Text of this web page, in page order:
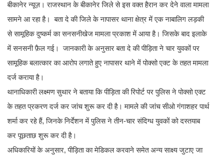
बीकानेर न्यूज़। राजस्थान के बीकानेर जिले से इस वक्त हैरान कर देने वाला मामला
सामने आ रहा है। बता दे की जिले के नापासर थाना क्षेत्र में एक नाबालिग लड़की
से सामूहिक दुष्कर्म का सनसनीखेज मामला प्रकाश में आया है। जिसके बाद इलाके
में सनसनी फ़ैल गई। जानकारी के अनुसार बता दे की पीड़िता ने चार युवकों पर
सामूहिक बलात्कार का आरोप लगाते हुए नापासर थाने में पोक्सो एक्ट के तहत मामला
दर्ज कराया है।
थानाधिकारी लक्ष्मण सुथार ने बताया कि पीड़िता की रिपोर्ट पर पुलिस ने पोक्सो एक्ट
के तहत प्रकरण दर्ज कर जांच शुरू कर दी है। मामले की जांच सीओ गंगाशहर पार्थ
शर्मा कर रहे हैं, जिनके निर्देशन में पुलिस ने तीन-चार संदिग्ध युवकों को दस्तयाब
कर पूछताछ शुरू कर दी है।
अधिकारियों के अनुसार, पीड़िता का मेडिकल करवाने समेत अन्य साक्ष्य जुटाए जा